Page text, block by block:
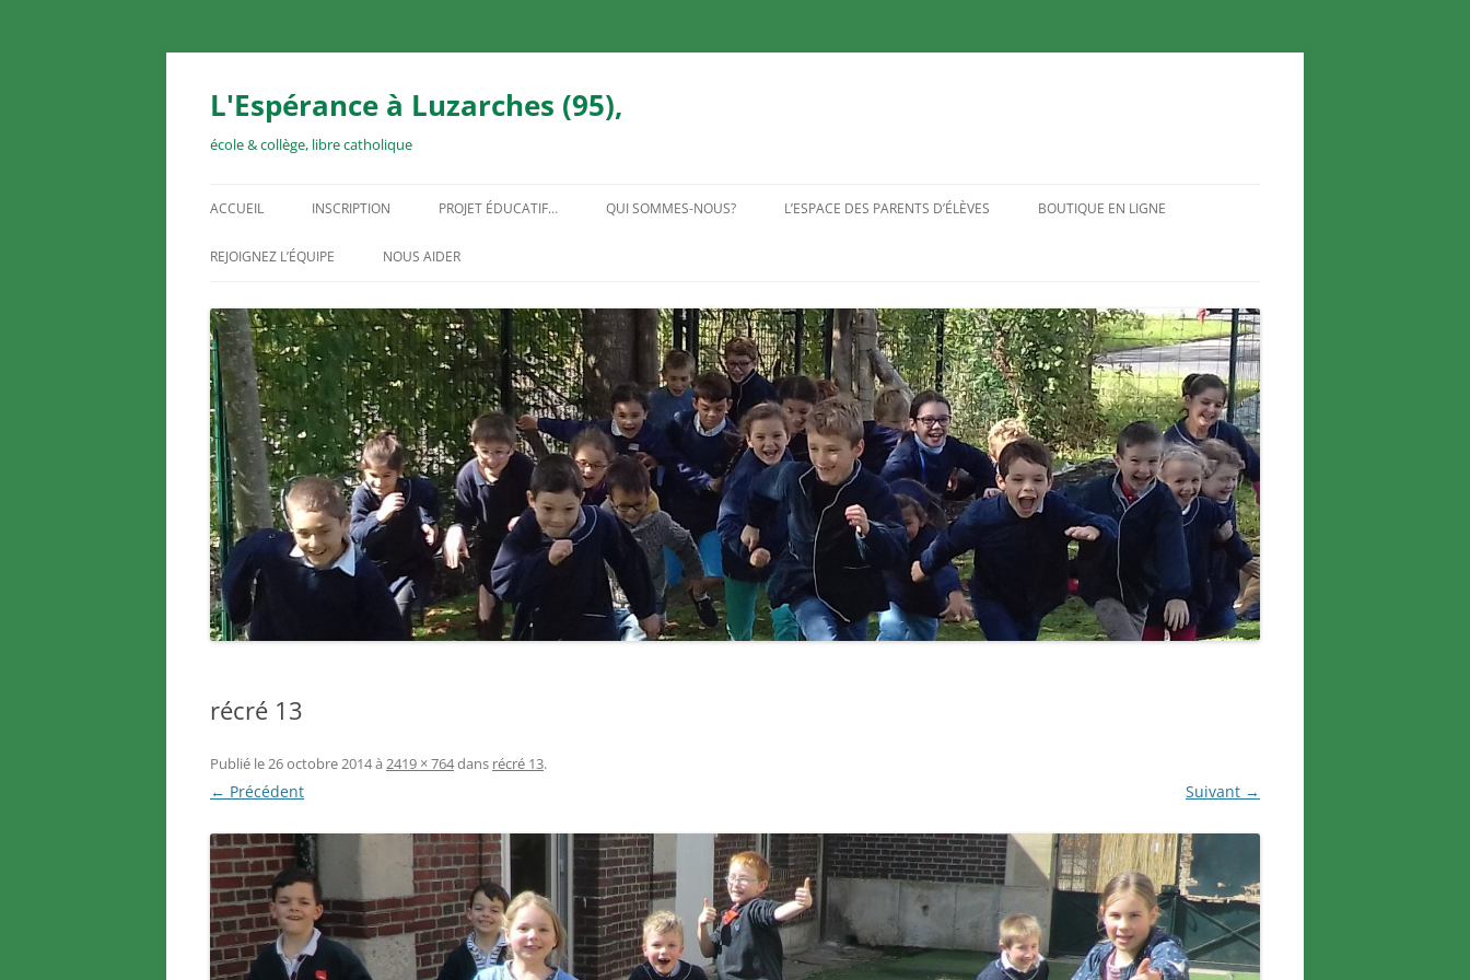
Aller
L'Espérance à Luzarches (95),
école & collège, libre catholique
ACCUEIL INSCRIPTION PROJET ÉDUCATIF… QUI SOMMES-NOUS? L’ESPACE DES PARENTS D’ÉLÈVES BOUTIQUE EN LIGNE
REJOIGNEZ L’ÉQUIPE NOUS AIDER
récré 13
Publié le 26 octobre 2014à 2419 × 764dans récré 13.
← Précédent Suivant →